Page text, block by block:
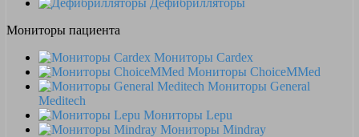
Дефибрилляторы
Мониторы пациента
Мониторы Cardex
Мониторы ChoiceMMed
Мониторы General
Meditech
Мониторы Lepu
Мониторы Mindray